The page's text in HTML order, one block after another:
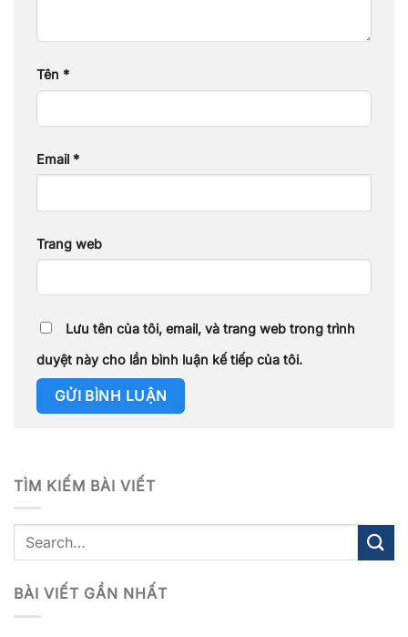
Tên *
Email *
Trang web
Lưu tên của tôi, email, và trang web trong trình
duyệt này cho lần bình luận kế tiếp của tôi.
TÌM KIẾM BÀI VIẾT
BÀI VIẾT GẦN NHẤT